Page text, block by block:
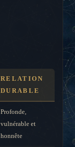
RELATION
DURABLE
Profonde,
vulnérable et
honnête